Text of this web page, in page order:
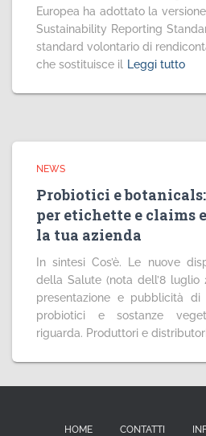
Europea ha adottato la
Sustainability Reporting
standard volontario di
che sostituisce il
Leggi tutto
NEWS
Probiotici e
per etichette e claims
la tua azienda
In sintesi Cos’è. Le nuove
della Salute (nota dell’8 luglio
presentazione e pubblicità
probiotici e sostanze
riguarda. Produttori e
HOME CONTATTI